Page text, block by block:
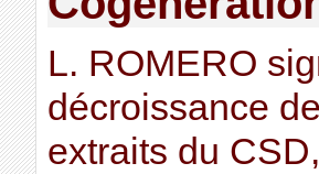
L. ROMERO
décroissance
extraits du